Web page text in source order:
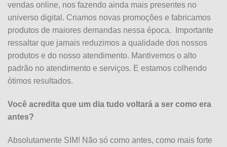
vendas online, nos fazendo ainda mais presentes no
universo digital. Criamos novas promoções e fabricamos
produtos de maiores demandas nessa época. Importante
ressaltar que jamais reduzimos a qualidade dos nossos
produtos e do nosso atendimento. Mantivemos o alto
padrão no atendimento e serviços. E estamos colhendo
ótimos resultados.
Você acredita que um dia tudo voltará a ser como era
antes?
Absolutamente SIM! Não só como antes, como mais forte